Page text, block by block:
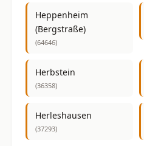
Heppenheim
(Bergstraße)
(64646)
Herbstein
(36358)
Herleshausen
(37293)